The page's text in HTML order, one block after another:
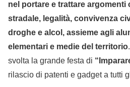
nel portare e trattare argomenti
stradale, legalità, convivenza
droghe e alcol, assieme agli
elementari e medie del territorio
svolta la grande festa di
rilascio di patenti e gadget a tutti